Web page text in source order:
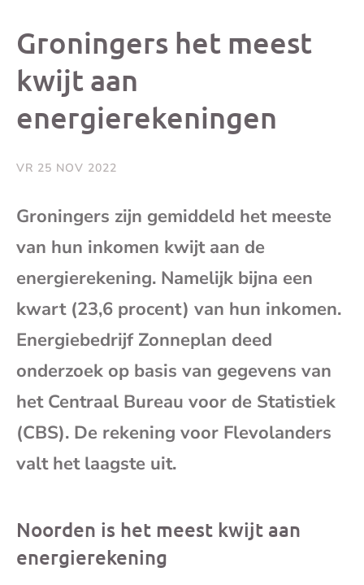
op op
Groningers het meest
kwijt aan
energierekeningen
VR 25 NOV 2022
Groningers zijn gemiddeld het meeste
van hun inkomen kwijt aan de
energierekening. Namelijk bijna een
kwart (23,6 procent) van hun inkomen.
Energiebedrijf Zonneplan deed
onderzoek op basis van gegevens van
het Centraal Bureau voor de Statistiek
(CBS). De rekening voor Flevolanders
valt het laagste uit.
Noorden is het meest kwijt aan
energierekening